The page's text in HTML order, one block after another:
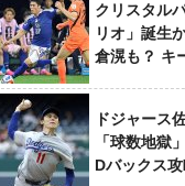
クリスタル
リオ」誕生
倉滉も？ キ
ドジャース
「球数地獄
Dバックス